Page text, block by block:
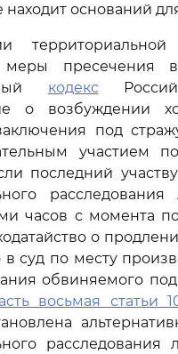
находит оснований
меры пресечения
кодекс
о возбуждении
под
участием
последний
часов с момента
о
в суд по месту
обвиняемого
восьмая статьи